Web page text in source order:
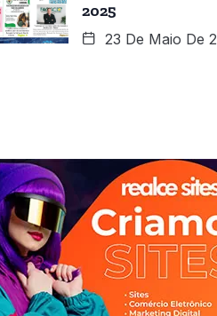
2025
23 De Maio De